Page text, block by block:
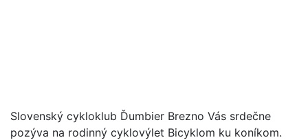
Slovenský cykloklub Ďumbier Brezno Vás srdečne
pozýva na rodinný cyklovýlet Bicyklom ku koníkom.